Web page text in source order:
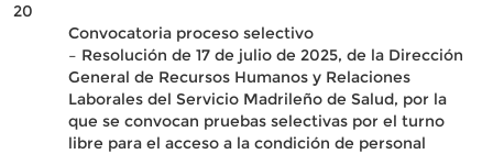
20
Convocatoria proceso selectivo
– Resolución de 17 de julio de 2025, de la Dirección
General de Recursos Humanos y Relaciones
Laborales del Servicio Madrileño de Salud, por la
que se convocan pruebas selectivas por el turno
libre para el acceso a la condición de personal